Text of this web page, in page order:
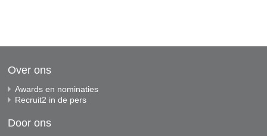
Over ons
Awards en nominaties
Recruit2 in de pers
Door ons